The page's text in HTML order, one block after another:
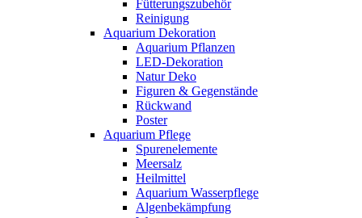
Fütterungszubehör
Reinigung
Aquarium Dekoration
Aquarium Pflanzen
LED-Dekoration
Natur Deko
Figuren & Gegenstände
Rückwand
Poster
Aquarium Pflege
Spurenelemente
Meersalz
Heilmittel
Aquarium Wasserpflege
Algenbekämpfung